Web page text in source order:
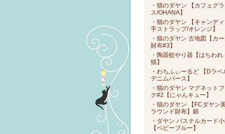
・猫のダヤン 【カフェグラ
ス/OHANA】
・猫のダヤン 【キャンディ
手ストラップ/オレンジ】
・猫のダヤン 古地図【カ
財布#3】
・陶器蚊やり器【はちわれ
猫】
・わちふぃーるど 【Dラベ
デニムパース】
・猫のダヤン マグネットフ
ク#2【にゃんキュー】
・猫のダヤン 【FCダヤン
ラウンド財布】銀
・ダヤン パステルカード
【ベビーブルー】